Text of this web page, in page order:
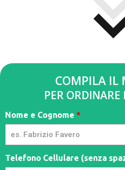
COMPILA IL
PER ORDINARE
Spy
Cam -
YSIMA
| PP
Nome e Cognome *
Telefono Cellulare (senza